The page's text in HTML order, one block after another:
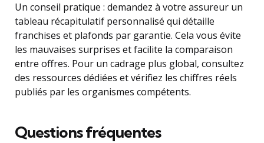
Un conseil pratique : demandez à votre assureur un
tableau récapitulatif personnalisé qui détaille
franchises et plafonds par garantie. Cela vous évite
les mauvaises surprises et facilite la comparaison
entre offres. Pour un cadrage plus global, consultez
des ressources dédiées et vérifiez les chiffres réels
publiés par les organismes compétents.
Questions fréquentes